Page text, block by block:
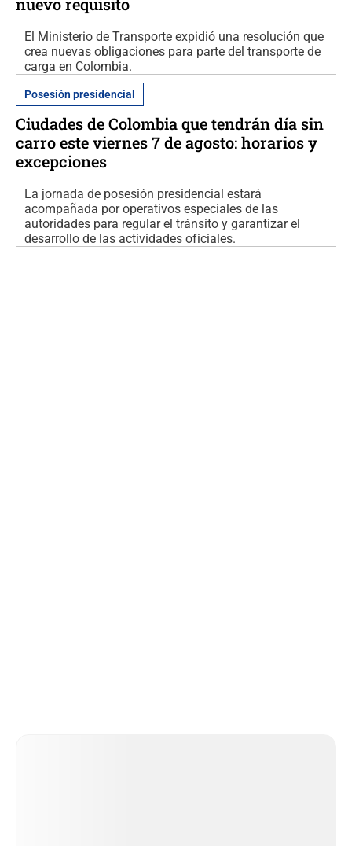
nuevo requisito
El Ministerio de Transporte expidió una resolución que
crea nuevas obligaciones para parte del transporte de
carga en Colombia.
Posesión presidencial
Ciudades de Colombia que tendrán día sin
carro este viernes 7 de agosto: horarios y
excepciones
La jornada de posesión presidencial estará
acompañada por operativos especiales de las
autoridades para regular el tránsito y garantizar el
desarrollo de las actividades oficiales.